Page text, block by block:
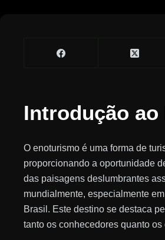
Introdução
O enoturismo é uma forma de
proporcionando a oportunidade
das paisagens deslumbrantes
mundialmente, especialmente
Brasil. Este destino se destaca
tanto os conhecedores quanto